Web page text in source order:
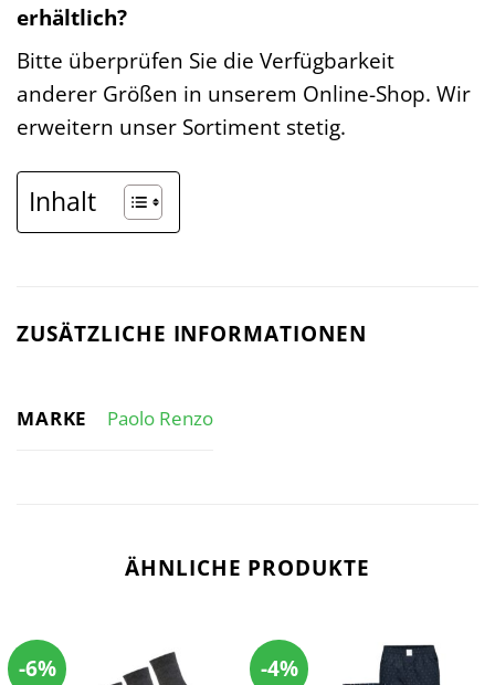
erhältlich?
Bitte überprüfen Sie die Verfügbarkeit
anderer Größen in unserem Online-Shop. Wir
erweitern unser Sortiment stetig.
Inhalt
ZUSÄTZLICHE INFORMATIONEN
MARKE Paolo Renzo
ÄHNLICHE PRODUKTE
-6% -4%